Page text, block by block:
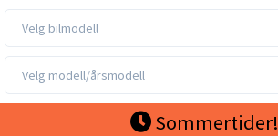
Velg bilmodell
Velg modell/årsmodell
Sommertider!